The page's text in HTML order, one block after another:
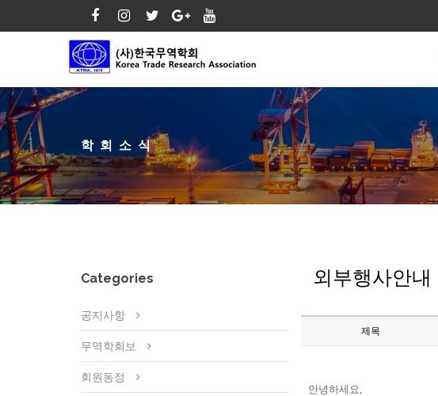
학회소식
Categories
공지사항
무역학회보
회원동정
외부행사안내
제목
안녕하세요,